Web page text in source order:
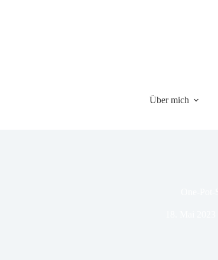
Über mich